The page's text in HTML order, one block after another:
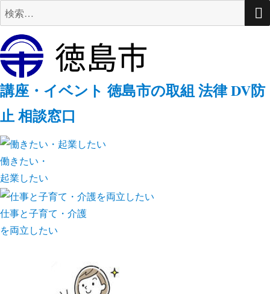
検
索:
講座・イベント 徳島市の取組法律DV防
止相談窓口
働きたい・
起業したい
仕事と子育て・介護
を両立したい